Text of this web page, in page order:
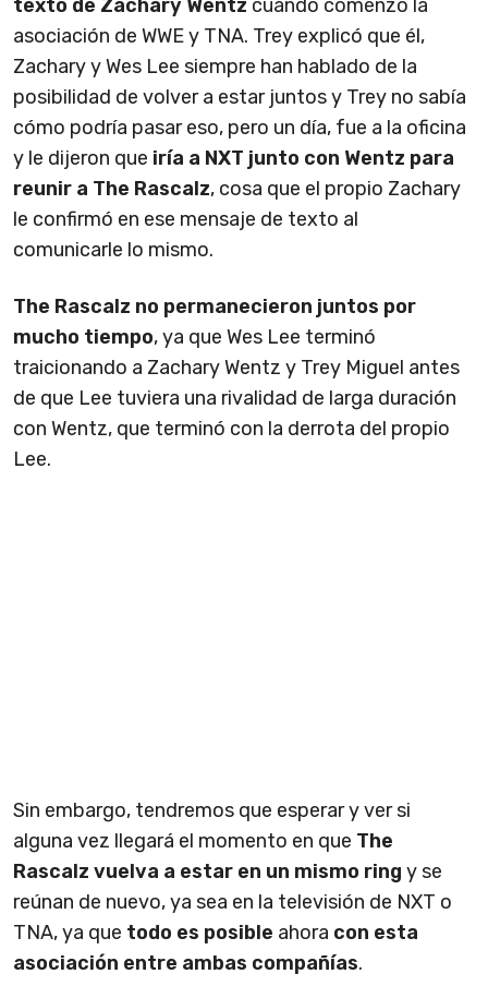
texto de Zachary Wentz cuando comenzó la
asociación de WWE y TNA. Trey explicó que él,
Zachary y Wes Lee siempre han hablado de la
posibilidad de volver a estar juntos y Trey no sabía
cómo podría pasar eso, pero un día, fue a la oficina
y le dijeron que iría a NXT junto con Wentz para
reunir a The Rascalz, cosa que el propio Zachary
le confirmó en ese mensaje de texto al
comunicarle lo mismo.
The Rascalz no permanecieron juntos por
mucho tiempo, ya que Wes Lee terminó
traicionando a Zachary Wentz y Trey Miguel antes
de que Lee tuviera una rivalidad de larga duración
con Wentz, que terminó con la derrota del propio
Lee.
Sin embargo, tendremos que esperar y ver si
alguna vez llegará el momento en que The
Rascalz vuelva a estar en un mismo ring y se
reúnan de nuevo, ya sea en la televisión de NXT o
TNA, ya que todo es posible ahora con esta
asociación entre ambas compañías.